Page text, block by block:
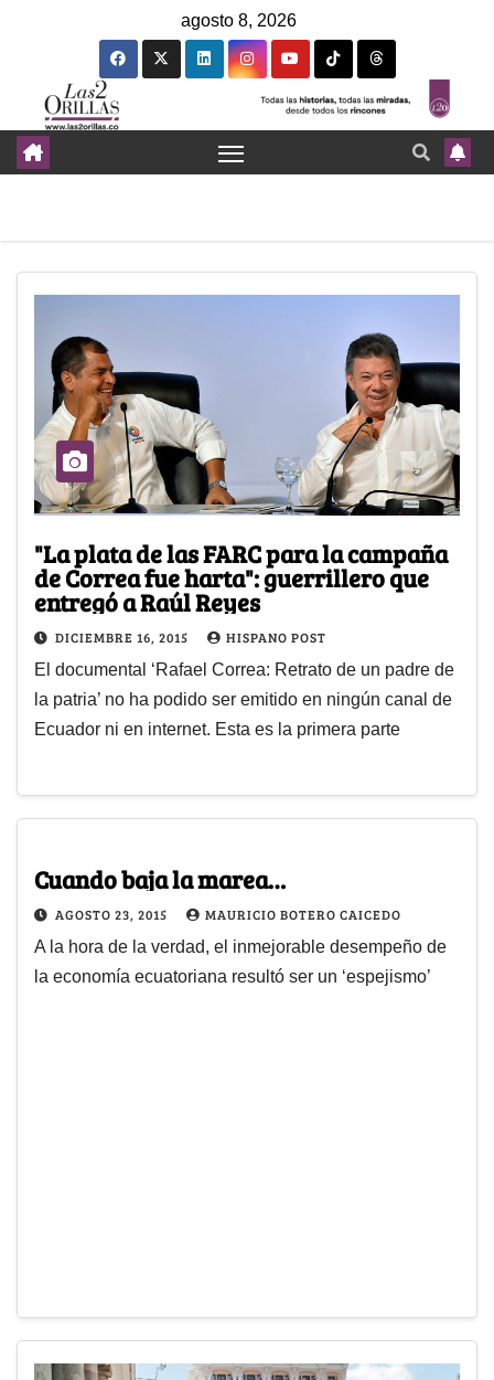
agosto 8, 2026
"La plata de las FARC para la campaña
de Correa fue harta": guerrillero que
entregó a Raúl Reyes
DICIEMBRE 16, 2015 HISPANO POST
El documental ‘Rafael Correa: Retrato de un padre de
la patria’ no ha podido ser emitido en ningún canal de
Ecuador ni en internet. Esta es la primera parte
Cuando baja la marea…
AGOSTO 23, 2015 MAURICIO BOTERO CAICEDO
A la hora de la verdad, el inmejorable desempeño de
la economía ecuatoriana resultó ser un ‘espejismo’